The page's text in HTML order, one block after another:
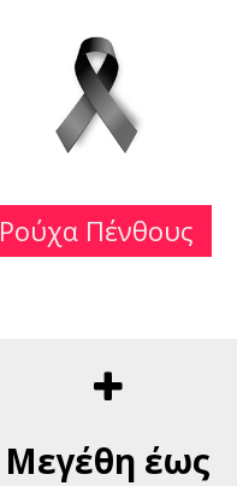
Ρούχα Πένθους
Μεγέθη έως